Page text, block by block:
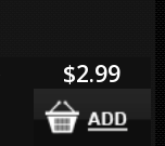
$2.99